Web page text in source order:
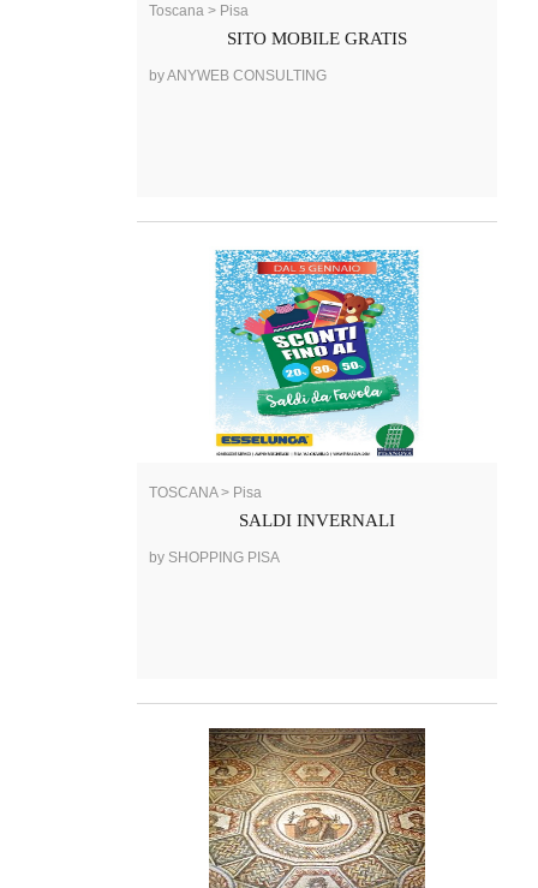
Toscana > Pisa
SITO MOBILE GRATIS
by ANYWEB CONSULTING
TOSCANA > Pisa
SALDI INVERNALI
by SHOPPING PISA